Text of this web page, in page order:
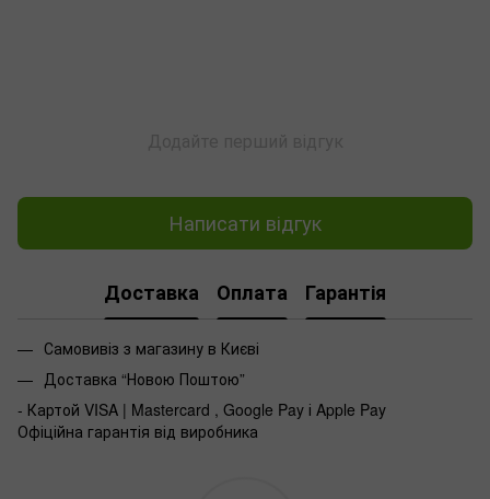
Написати відгук
Доставка Оплата Гарантія
Самовивіз з магазину в Києві
Доставка “Новою Поштою”
- Картой VISA | Mastercard , Google Pay і Apple Pay
Офіційна гарантія від виробника